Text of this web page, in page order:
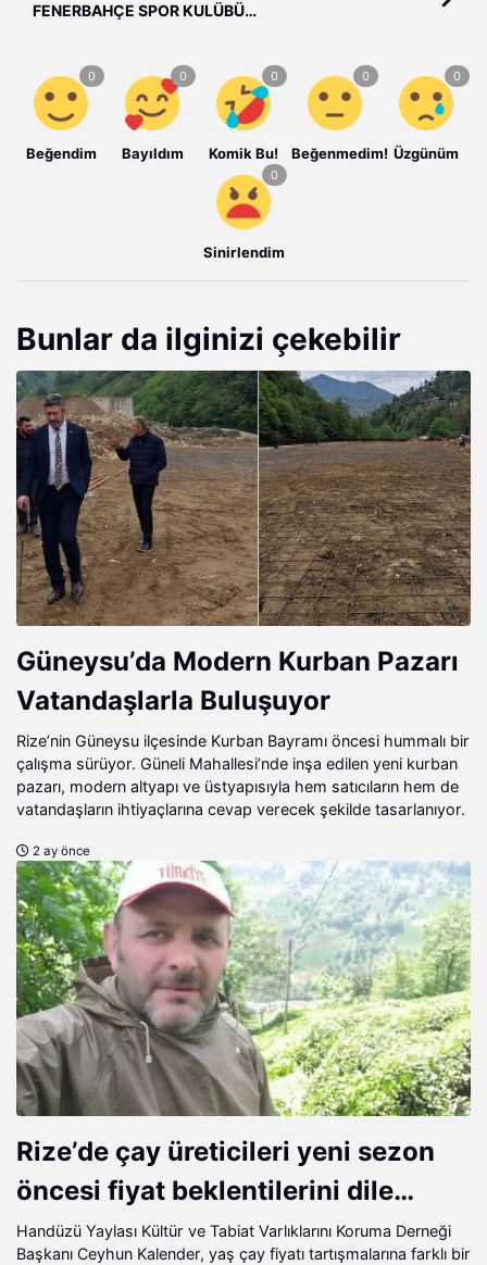
FENERBAHÇE SPOR KULÜBÜ
Beğendim Bayıldım Komik Bu! Beğenmedim! Üzgünüm
Sinirlendim
Bunlar da ilginizi çekebilir
Güneysu’da Modern Kurban Pazarı
Vatandaşlarla Buluşuyor
Rize’nin Güneysu ilçesinde Kurban Bayramı öncesi hummalı bir
çalışma sürüyor. Güneli Mahallesi’nde inşa edilen yeni kurban
pazarı, modern altyapı ve üstyapısıyla hem satıcıların hem de
vatandaşların ihtiyaçlarına cevap verecek şekilde tasarlanıyor.
2 ay önce
Rize’de çay üreticileri yeni sezon
öncesi fiyat beklentilerini dile
getiriyor.
Handüzü Yaylası Kültür ve Tabiat Varlıklarını Koruma Derneği
Başkanı Ceyhun Kalender, yaş çay fiyatı tartışmalarına farklı bir